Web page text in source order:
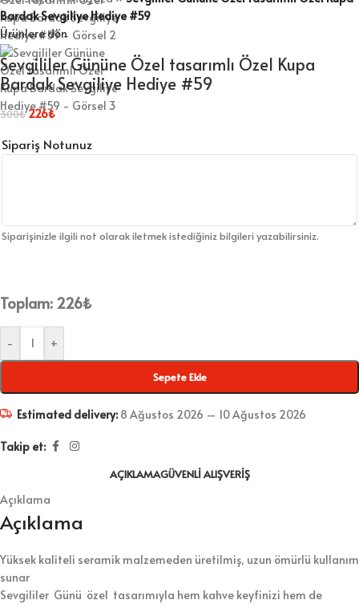
Bardak Sevgiliye Hediye #59
Ürünlere dön
Sevgililer Gününe Özel tasarımlı Özel Kupa
Bardak Sevgiliye Hediye #59
300₺226₺
Sipariş Notunuz
Siparişinizle ilgili not olarak iletmek istediğiniz bilgileri yazabilirsiniz.
Toplam: 226₺
- +
Sepete Ekle
Estimated delivery: 8 Ağustos 2026 – 10 Ağustos 2026
Takip et:
AÇIKLAMAGÜVENLI ALIŞVERIŞ
Açıklama
Açıklama
Yüksek kaliteli seramik malzemeden üretilmiş, uzun ömürlü kullanım
sunar
Sevgililer Günü özel tasarımıyla hem kahve keyfinizi hem de